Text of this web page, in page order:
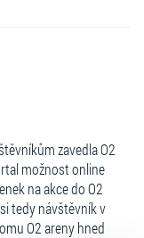
zavedla O2
možnost online
na akce do O2
tedy návštěvník v
O2 areny hned